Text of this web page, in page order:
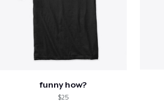
funny how?
$25